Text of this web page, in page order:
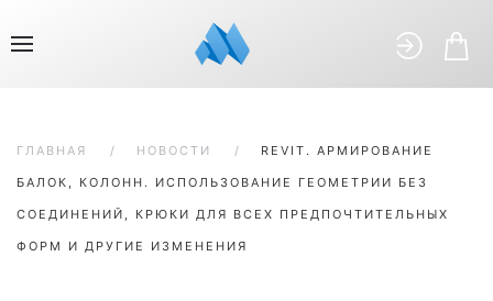
ГЛАВНАЯ НОВОСТИ REVIT. АРМИРОВАНИЕ
БАЛОК, КОЛОНН. ИСПОЛЬЗОВАНИЕ ГЕОМЕТРИИ БЕЗ
СОЕДИНЕНИЙ, КРЮКИ ДЛЯ ВСЕХ ПРЕДПОЧТИТЕЛЬНЫХ
ФОРМ И ДРУГИЕ ИЗМЕНЕНИЯ